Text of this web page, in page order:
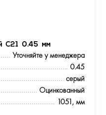
С21 0.45 мм
Уточняйте у менеджера
0.45
серый
Оцинкованный
1051, мм